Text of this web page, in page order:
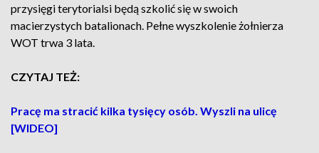
przysięgi terytorialsi będą szkolić się w swoich
macierzystych batalionach. Pełne wyszkolenie żołnierza
WOT trwa 3 lata.
CZYTAJ TEŻ:
Pracę ma stracić kilka tysięcy osób. Wyszli na ulicę
[WIDEO]